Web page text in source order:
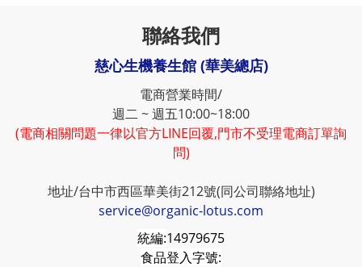
聯絡我們
慈心生機養生館 (華美總店)
電商營業時間/
週二 ~ 週五10:00~18:00
(電商相關問題一律以官方LINE回覆,門市不受理電商訂單詢
問)
地址/台中市西區華美街212號(同公司聯絡地址)
service@organic-lotus.com
統編:14979675
食品登入字號: